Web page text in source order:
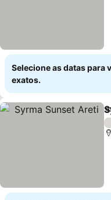
Selecione as datas para
exatos.